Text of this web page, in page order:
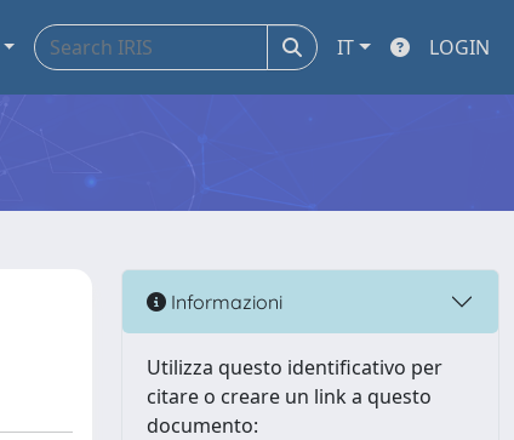
IT LOGIN
Informazioni
Utilizza questo identificativo per
citare o creare un link a questo
documento: